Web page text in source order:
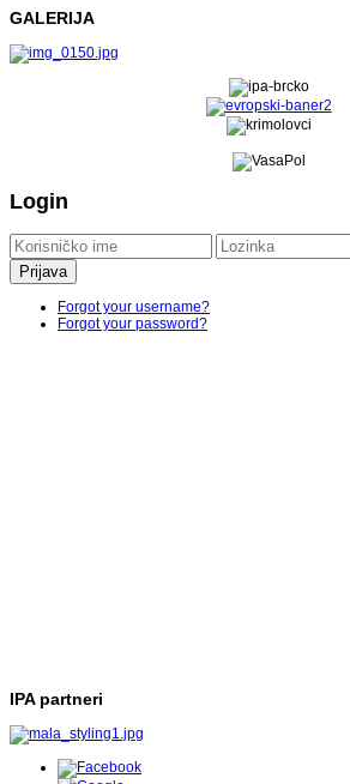
GALERIJA
Login
Prijava
Forgot your username?
Forgot your password?
IPA partneri